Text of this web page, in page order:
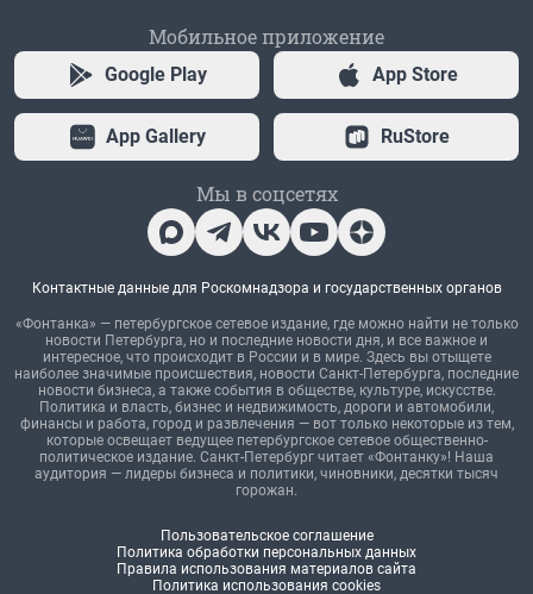
Мобильное приложение
Google Play App Store
App Gallery RuStore
Мы в соцсетях
Контактные данные для Роскомнадзора и государственных органов
«Фонтанка» — петербургское сетевое издание, где можно найти не только
новости Петербурга, но и последние новости дня, и все важное и
интересное, что происходит в России и в мире. Здесь вы отыщете
наиболее значимые происшествия, новости Санкт-Петербурга, последние
новости бизнеса, а также события в обществе, культуре, искусстве.
Политика и власть, бизнес и недвижимость, дороги и автомобили,
финансы и работа, город и развлечения — вот только некоторые из тем,
которые освещает ведущее петербургское сетевое общественно-
политическое издание. Санкт-Петербург читает «Фонтанку»! Наша
аудитория — лидеры бизнеса и политики, чиновники, десятки тысяч
горожан.
Пользовательское соглашение
Политика обработки персональных данных
Правила использования материалов сайта
Политика использования cookies